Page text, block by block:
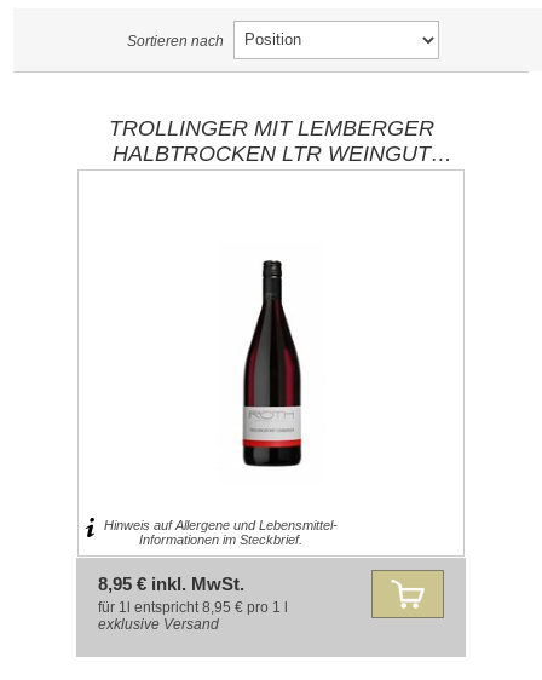
Sortieren nach
TROLLINGER MIT LEMBERGER
HALBTROCKEN LTR WEINGUT
ROTH / WÜRTTEMBERG
Hinweis auf Allergene und Lebensmittel-
Informationen im Steckbrief.
8,95 € inkl. MwSt.
für 1l entspricht 8,95 € pro 1 l
exklusive Versand